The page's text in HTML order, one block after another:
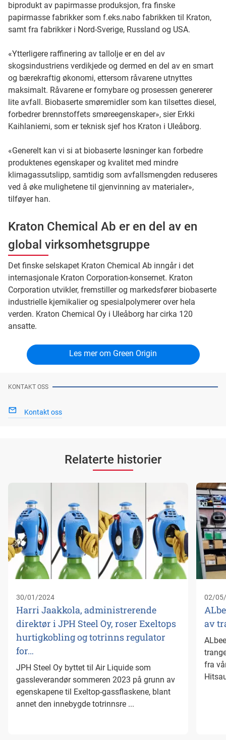
biprodukt av papirmasse produksjon, fra finske
papirmasse fabrikker som f.eks.nabo fabrikken til Kraton,
samt fra fabrikker i Nord-Sverige, Russland og USA.
«Ytterligere raffinering av tallolje er en del av
skogsindustriens verdikjede og dermed en del av en smart
og bærekraftig økonomi, ettersom råvarene utnyttes
maksimalt. Råvarene er fornybare og prosessen genererer
lite avfall. Biobaserte smøremidler som kan tilsettes diesel,
forbedrer brennstoffets smøreegenskaper», sier Erkki
Kaihlaniemi, som er teknisk sjef hos Kraton i Uleåborg.
«Generelt kan vi si at biobaserte løsninger kan forbedre
produktenes egenskaper og kvalitet med mindre
klimagassutslipp, samtidig som avfallsmengden reduseres
ved å øke mulighetene til gjenvinning av materialer»,
tilføyer han.
Kraton Chemical Ab er en del av en
global virksomhetsgruppe
Det finske selskapet Kraton Chemical Ab inngår i det
internasjonale Kraton Corporation-konsernet. Kraton
Corporation utvikler, fremstiller og markedsfører biobaserte
industrielle kjemikalier og spesialpolymerer over hela
verden. Kraton Chemical Oy i Uleåborg har cirka 120
ansatte.
Les mer om Green Origin
KONTAKT OSS
Kontakt oss
Relaterte historier
30/01/2024
Harri Jaakkola, administrerende
direktør i JPH Steel Oy, roser Exeltops
hurtigkobling og totrinns regulator
for…
JPH Steel Oy byttet til Air Liquide som
gassleverandør sommeren 2023 på grunn av
egenskapene til Exeltop-gassflaskene, blant
annet den innebygde totrinnsre ...
02/
av
fra